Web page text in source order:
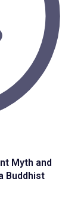
Myth and
Buddhist